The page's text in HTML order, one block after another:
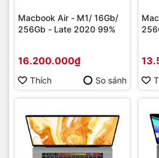
iPad Pro M4 được trang bị cổng
USB 4, cho phép kết nối dây tốc độ
trợ Wi-Fi 6E. Phiên bản Wi-Fi +
Macbook Air - M1/ 16Gb/
256Gb - Late 2020 99%
16.200.000₫
Thích So sánh